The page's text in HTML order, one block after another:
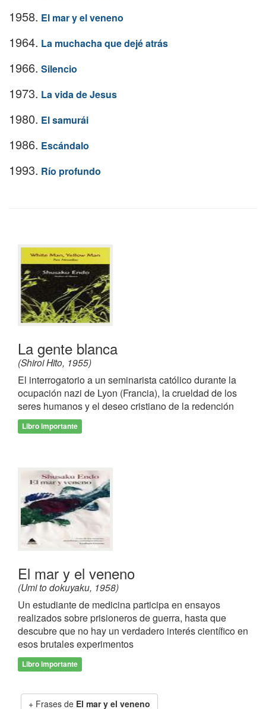
1958. El mar y el veneno
1964. La muchacha que dejé atrás
1966. Silencio
1973. La vida de Jesus
1980. El samurái
1986. Escándalo
1993. Río profundo
La gente blanca
(Shiroi Hito, 1955)
El interrogatorio a un seminarista católico durante la
ocupación nazi de Lyon (Francia), la crueldad de los
seres humanos y el deseo cristiano de la redención
Libro importante
El mar y el veneno
(Umi to dokuyaku, 1958)
Un estudiante de medicina participa en ensayos
realizados sobre prisioneros de guerra, hasta que
descubre que no hay un verdadero interés científico en
esos brutales experimentos
Libro importante
Frases de El mar y el veneno